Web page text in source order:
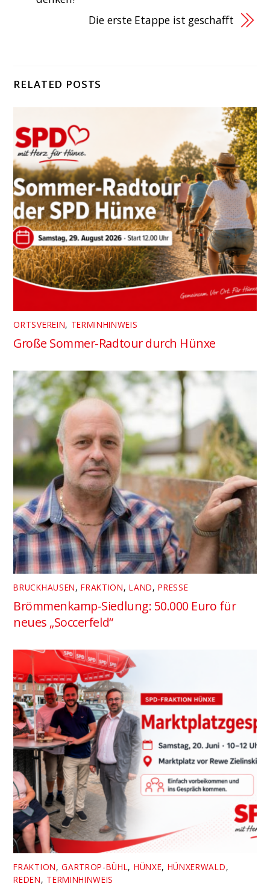
Die erste Etappe ist geschafft
RELATED POSTS
ORTSVEREIN, TERMINHINWEIS
Große Sommer-Radtour durch Hünxe
BRUCKHAUSEN,FRAKTION,LAND,PRESSE
Brömmenkamp-Siedlung: 50.000 Euro für
neues „Soccerfeld“
FRAKTION,GARTROP-BÜHL, HÜNXE, HÜNXERWALD,
REDEN, TERMINHINWEIS